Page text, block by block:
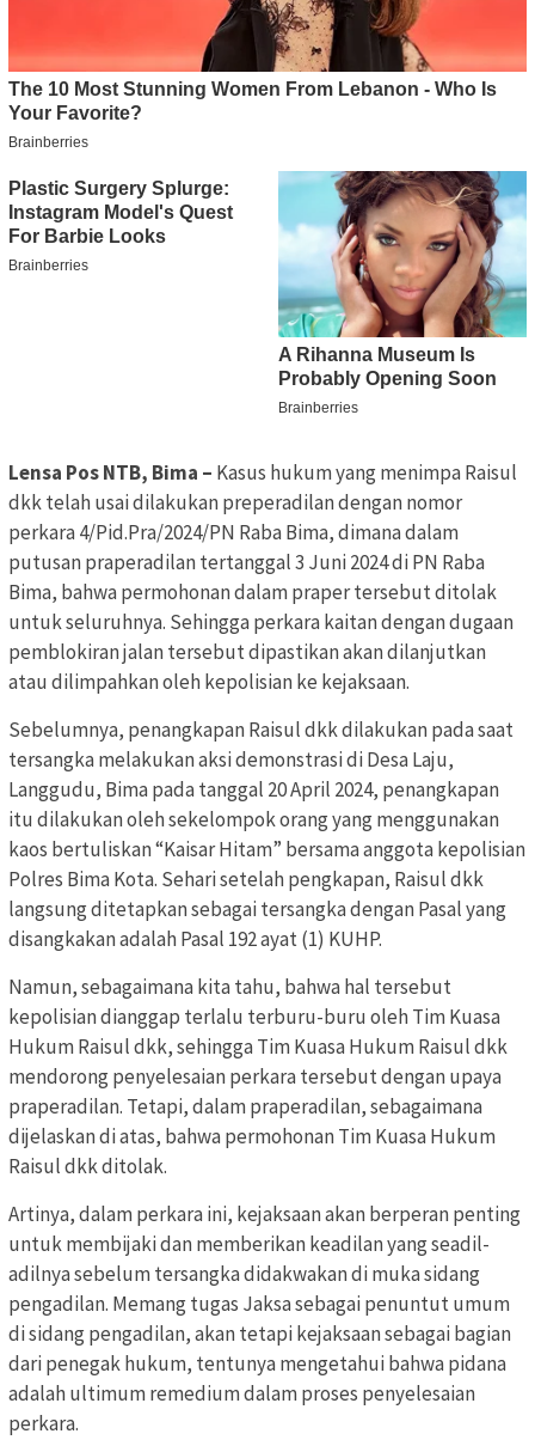
Lensa Pos NTB, Bima – Kasus hukum yang menimpa Raisul
dkk telah usai dilakukan preperadilan dengan nomor
perkara 4/Pid.Pra/2024/PN Raba Bima, dimana dalam
putusan praperadilan tertanggal 3 Juni 2024 di PN Raba
Bima, bahwa permohonan dalam praper tersebut ditolak
untuk seluruhnya. Sehingga perkara kaitan dengan dugaan
pemblokiran jalan tersebut dipastikan akan dilanjutkan
atau dilimpahkan oleh kepolisian ke kejaksaan.
Sebelumnya, penangkapan Raisul dkk dilakukan pada saat
tersangka melakukan aksi demonstrasi di Desa Laju,
Langgudu, Bima pada tanggal 20 April 2024, penangkapan
itu dilakukan oleh sekelompok orang yang menggunakan
kaos bertuliskan “Kaisar Hitam” bersama anggota kepolisian
Polres Bima Kota. Sehari setelah pengkapan, Raisul dkk
langsung ditetapkan sebagai tersangka dengan Pasal yang
disangkakan adalah Pasal 192 ayat (1) KUHP.
Namun, sebagaimana kita tahu, bahwa hal tersebut
kepolisian dianggap terlalu terburu-buru oleh Tim Kuasa
Hukum Raisul dkk, sehingga Tim Kuasa Hukum Raisul dkk
mendorong penyelesaian perkara tersebut dengan upaya
praperadilan. Tetapi, dalam praperadilan, sebagaimana
dijelaskan di atas, bahwa permohonan Tim Kuasa Hukum
Raisul dkk ditolak.
Artinya, dalam perkara ini, kejaksaan akan berperan penting
untuk membijaki dan memberikan keadilan yang seadil-
adilnya sebelum tersangka didakwakan di muka sidang
pengadilan. Memang tugas Jaksa sebagai penuntut umum
di sidang pengadilan, akan tetapi kejaksaan sebagai bagian
dari penegak hukum, tentunya mengetahui bahwa pidana
adalah ultimum remedium dalam proses penyelesaian
perkara.